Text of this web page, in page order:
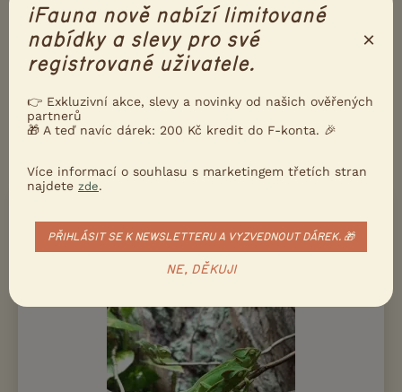
Ukažte inzerát známým!
Poslat inzerát e-mailem
DALŠÍ INZERÁTY S NABÍDKOU
CHAMELEON JEMENSKÝ
Chameleon jemenský
iFauna nově nabízí limitované
nabídky a slevy pro své
registrované uživatele.
×
👉 Exkluzivní akce, slevy a novinky od našich ověřených
partnerů
🎁 A teď navíc dárek: 200 Kč kredit do F-konta. 🎉
Více informací o souhlasu s marketingem třetích stran
najdete zde.
PŘIHLÁSIT SE K NEWSLETTERU A VYZVEDNOUT DÁREK. 🎁
NE, DĚKUJI